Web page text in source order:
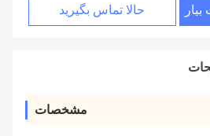
حالا تماس بگیرید
مشخصات